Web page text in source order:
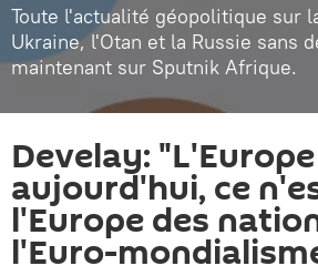
Toute l'actualité géopolitique sur
Ukraine, l'Otan et la Russie sans
maintenant sur Sputnik Afrique.
Develay: "L'Europe
aujourd'hui, ce
l'Europe des
l'Euro-